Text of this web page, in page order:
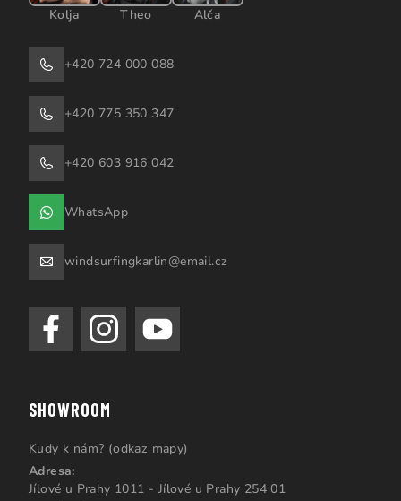
Kolja Theo Alča
+420 724 000 088
+420 775 350 347
+420 603 916 042
WhatsApp
windsurfingkarlin@email.cz
SHOWROOM
Kudy k nám? (odkaz mapy)
Adresa:
Jílové u Prahy 1011 - Jílové u Prahy 254 01